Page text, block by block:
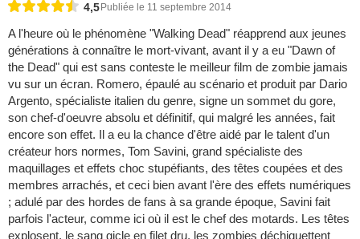
4,5 Publiée le 11 septembre 2014
A l'heure où le phénomène "Walking Dead" réapprend aux jeunes
générations à connaître le mort-vivant, avant il y a eu "Dawn of
the Dead" qui est sans conteste le meilleur film de zombie jamais
vu sur un écran. Romero, épaulé au scénario et produit par Dario
Argento, spécialiste italien du genre, signe un sommet du gore,
son chef-d'oeuvre absolu et définitif, qui malgré les années, fait
encore son effet. Il a eu la chance d'être aidé par le talent d'un
créateur hors normes, Tom Savini, grand spécialiste des
maquillages et effets choc stupéfiants, des têtes coupées et des
membres arrachés, et ceci bien avant l'ère des effets numériques
; adulé par des hordes de fans à sa grande époque, Savini fait
parfois l'acteur, comme ici où il est le chef des motards. Les têtes
explosent, le sang gicle en filet dru, les zombies déchiquettent